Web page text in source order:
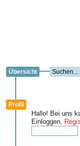
Übersicht
Profil
Hallo! Bei uns
Einloggen,